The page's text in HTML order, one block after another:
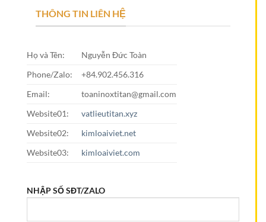
THÔNG TIN LIÊN HỆ
Họ và Tên:
Nguyễn Đức Toàn
Phone/Zalo:
+84.902.456.316
Email:
toaninoxtitan@gmail.com
Website01:
vatlieutitan.xyz
Website02:
kimloaiviet.net
Website03:
kimloaiviet.com
NHẬP SỐ SĐT/ZALO